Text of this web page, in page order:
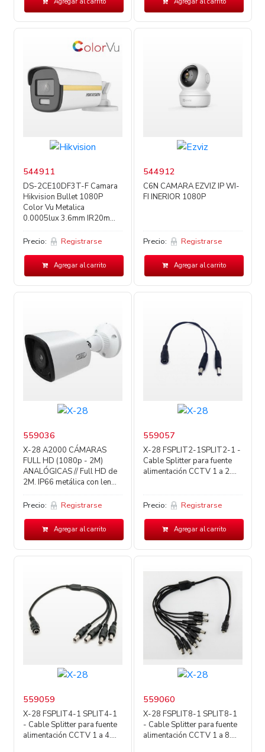
544911
DS-2CE10DF3T-F Camara
Hikvision Bullet 1080P
Color Vu Metalica
0.0005lux 3.6mm IR20m...
Precio: Registrarse
Agregar al carrito
544912
C6N CAMARA EZVIZ IP WI-
FI INERIOR 1080P
Precio: Registrarse
Agregar al carrito
559036
X-28 A2000 CÁMARAS
FULL HD (1080p - 2M)
ANALÓGICAS // Full HD de
2M. IP66 metálica con len...
Precio: Registrarse
Agregar al carrito
559057
X-28 FSPLIT2-1SPLIT2-1 -
Cable Splitter para fuente
alimentación CCTV 1 a 2....
Precio: Registrarse
Agregar al carrito
559059
X-28 FSPLIT4-1 SPLIT4-1
- Cable Splitter para fuente
alimentación CCTV 1 a 4....
559060
X-28 FSPLIT8-1 SPLIT8-1
- Cable Splitter para fuente
alimentación CCTV 1 a 8....